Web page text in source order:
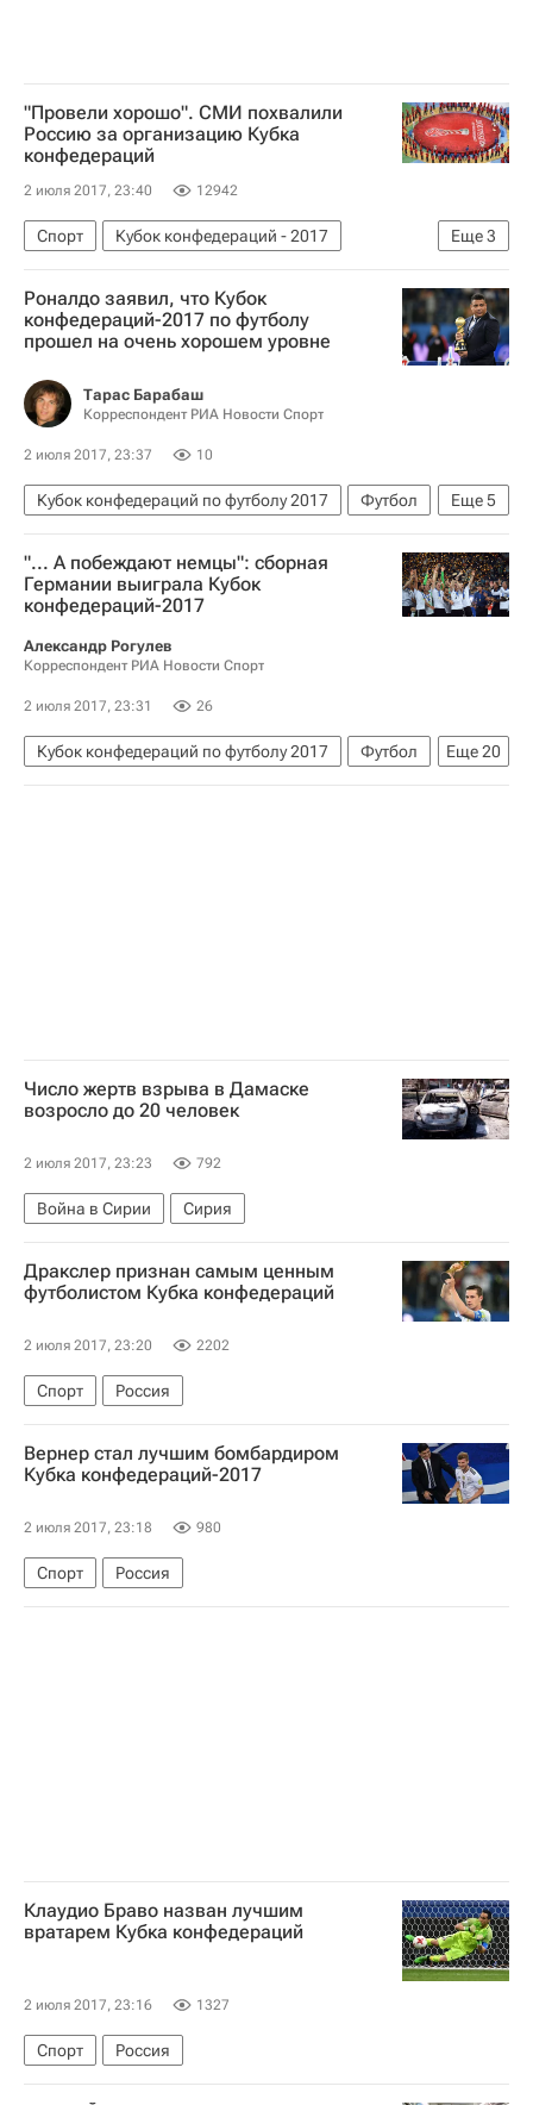
"Провели хорошо". СМИ похвалили
Россию за организацию Кубка
конфедераций
2 июля 2017, 23:40 12942
Еще3
Спорт
Кубок конфедераций - 2017
Кубок конфедераций
Россия
Чемпионат мира по футболу 2018
Роналдо заявил, что Кубок
конфедераций-2017 по футболу
прошел на очень хорошем уровне
Тарас Барабаш
Корреспондент РИА Новости Спорт
2 июля 2017, 23:37 10
Еще5
Кубок конфедераций по футболу 2017
Футбол
Спорт
Роналдо
Кубок конфедераций 2017
Германия
Чили
"... А побеждают немцы": сборная
Германии выиграла Кубок
конфедераций-2017
Александр Рогулев
Корреспондент РИА Новости Спорт
2 июля 2017, 23:31 26
Еще20
Кубок конфедераций по футболу 2017
Футбол
Спорт
Марсело Диас
Чарлес Арангис
Эдуардо Варгас
Клаудио Браво
Артуро Видаль
Марк-Андре тер Штеген
Число жертв взрыва в Дамаске
возросло до 20 человек
2 июля 2017, 23:23 792
Война в Сирии Сирия
Дракслер признан самым ценным
футболистом Кубка конфедераций
2 июля 2017, 23:20 2202
Спорт Россия
Вернер стал лучшим бомбардиром
Кубка конфедераций-2017
2 июля 2017, 23:18 980
Спорт Россия
Клаудио Браво назван лучшим
вратарем Кубка конфедераций
2 июля 2017, 23:16 1327
Спорт Россия